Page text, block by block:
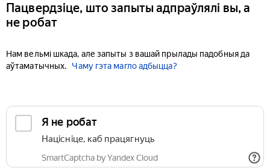
Пацвердзіце, што запыты адпраўлялі вы, а
не робат
Нам вельмі шкада, але запыты з вашай прылады падобныя да
аўтаматычных.
Чаму гэта магло адбыцца?
Я не робат
Націсніце, каб працягнуць
SmartCaptcha by Yandex Cloud